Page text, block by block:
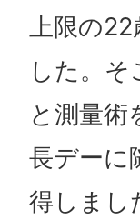
上限の22
した。
と測量術
長デーに
得しまし